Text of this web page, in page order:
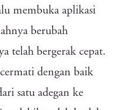
membuka aplikasi
berubah
telah bergerak cepat.
dengan baik
satu adegan ke